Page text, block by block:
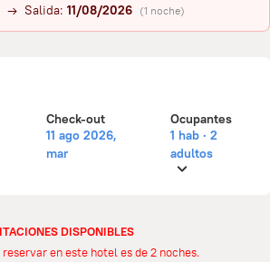
→ Salida: 11/08/2026 (1 noche)
Check-out
11 ago 2026,
mar
Ocupantes
1 hab · 2
adultos
DISPONIBLES
en este hotel es de 2 noches.